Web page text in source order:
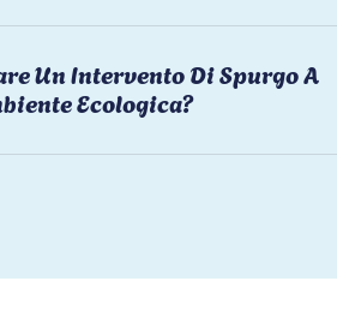
Un Intervento Di Spurgo A
Ecologica?